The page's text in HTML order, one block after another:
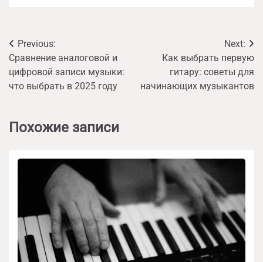
Навигация
по
записям
Previous:
Сравнение аналоговой и
цифровой записи музыки:
что выбрать в 2025 году
Next:
Как выбрать первую
гитару: советы для
начинающих музыкантов
Похожие записи